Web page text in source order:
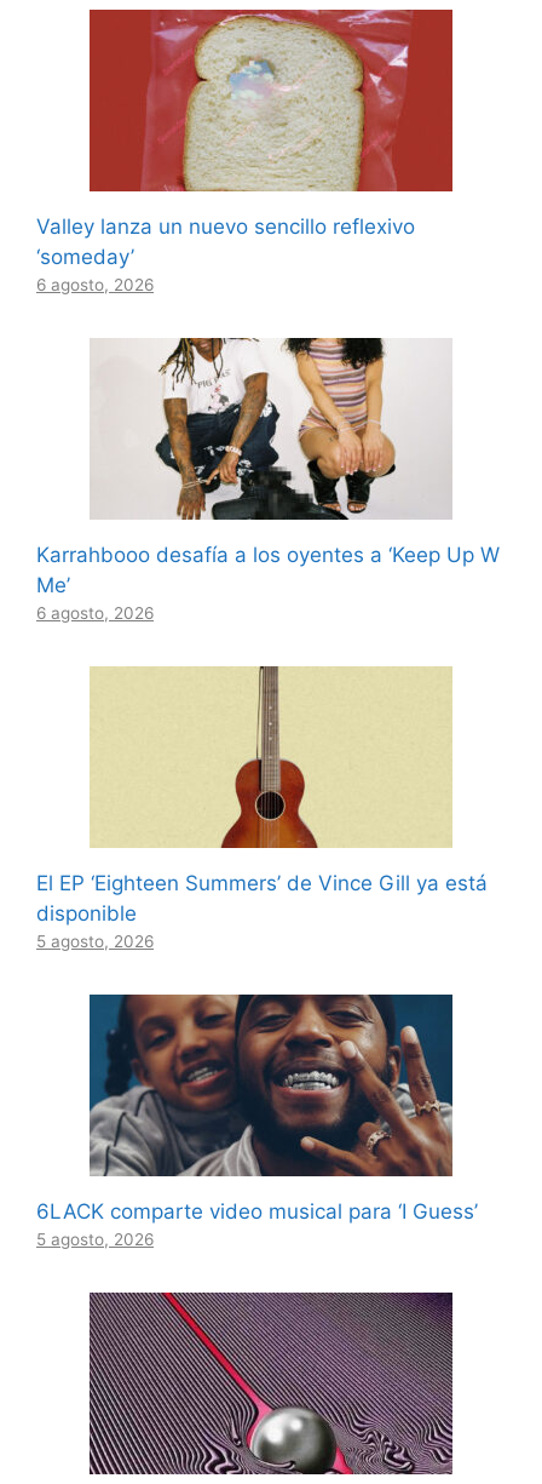
Valley lanza un nuevo sencillo reflexivo
‘someday’
6 agosto, 2026
Karrahbooo desafía a los oyentes a ‘Keep Up W
Me’
6 agosto, 2026
El EP ‘Eighteen Summers’ de Vince Gill ya está
disponible
5 agosto, 2026
6LACK comparte video musical para ‘I Guess’
5 agosto, 2026